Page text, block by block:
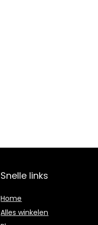
Snelle links
Home
Alles winkelen